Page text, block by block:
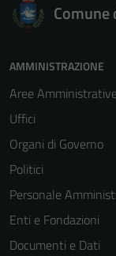
Comune
AMMINISTRAZIONE
Aree
Uffici
Organi di Governo
Politici
Personale
Enti e Fondazioni
Documenti e Dati